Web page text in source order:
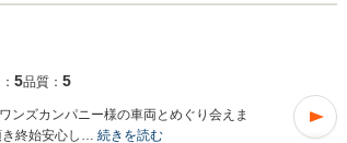
5品質： 5
ンズカンパニー様の車両とめぐり会えま
き終始安心し… 続きを読む